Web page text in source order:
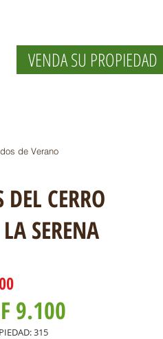
VENDA SU PROPIEDAD
de Verano
CERRO
SERENA
9.100
315